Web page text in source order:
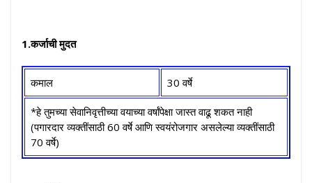
1.कर्जाची मुदत
कमाल 30 वर्षे
*हे तुमच्या सेवानिवृत्तीच्या वयाच्या वर्षांपेक्षा जास्त वाढू शकत नाही
(पगारदार व्यक्तींसाठी 60 वर्षे आणि स्वयंरोजगार असलेल्या व्यक्तींसाठी
70 वर्षे)